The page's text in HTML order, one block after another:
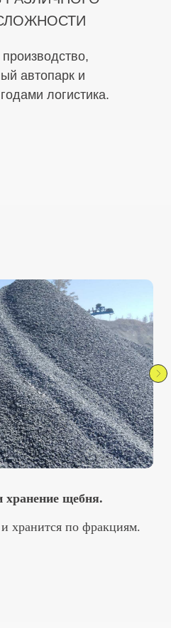
автопарк и
логистика.
карьер
Цена за м3: От 2250 р.